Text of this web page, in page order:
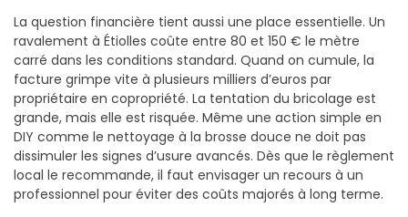
La question financière tient aussi une place essentielle. Un
ravalement à Étiolles coûte entre 80 et 150 € le mètre
carré dans les conditions standard. Quand on cumule, la
facture grimpe vite à plusieurs milliers d’euros par
propriétaire en copropriété. La tentation du bricolage est
grande, mais elle est risquée. Même une action simple en
DIY comme le nettoyage à la brosse douce ne doit pas
dissimuler les signes d’usure avancés. Dès que le règlement
local le recommande, il faut envisager un recours à un
professionnel pour éviter des coûts majorés à long terme.